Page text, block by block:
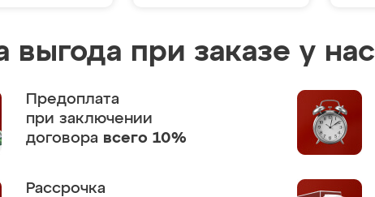
выгода при заказе у нас
Предоплата
при заключении
договора всего 10%
Рассрочка